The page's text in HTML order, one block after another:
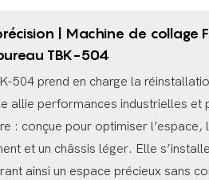
| Machine de collage
TBK-504
504 prend en charge la
allie performances industrielles et
: conçue pour optimiser l’espace,
et un châssis léger. Elle s’installe
ainsi un espace précieux sans